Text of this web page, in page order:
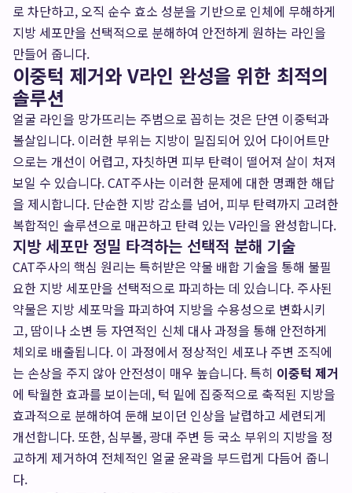
로 차단하고, 오직 순수 효소 성분을 기반으로 인체에 무해하게
지방 세포만을 선택적으로 분해하여 안전하게 원하는 라인을
만들어 줍니다.
이중턱 제거와 V라인 완성을 위한 최적의
솔루션
얼굴 라인을 망가뜨리는 주범으로 꼽히는 것은 단연 이중턱과
볼살입니다. 이러한 부위는 지방이 밀집되어 있어 다이어트만
으로는 개선이 어렵고, 자칫하면 피부 탄력이 떨어져 살이 처져
보일 수 있습니다. CAT주사는 이러한 문제에 대한 명쾌한 해답
을 제시합니다. 단순한 지방 감소를 넘어, 피부 탄력까지 고려한
복합적인 솔루션으로 매끈하고 탄력 있는 V라인을 완성합니다.
지방 세포만 정밀 타격하는 선택적 분해 기술
CAT주사의 핵심 원리는 특허받은 약물 배합 기술을 통해 불필
요한 지방 세포만을 선택적으로 파괴하는 데 있습니다. 주사된
약물은 지방 세포막을 파괴하여 지방을 수용성으로 변화시키
고, 땀이나 소변 등 자연적인 신체 대사 과정을 통해 안전하게
체외로 배출됩니다. 이 과정에서 정상적인 세포나 주변 조직에
는 손상을 주지 않아 안전성이 매우 높습니다. 특히 이중턱 제거
에 탁월한 효과를 보이는데, 턱 밑에 집중적으로 축적된 지방을
효과적으로 분해하여 둔해 보이던 인상을 날렵하고 세련되게
개선합니다. 또한, 심부볼, 광대 주변 등 국소 부위의 지방을 정
교하게 제거하여 전체적인 얼굴 윤곽을 부드럽게 다듬어 줍니
다.